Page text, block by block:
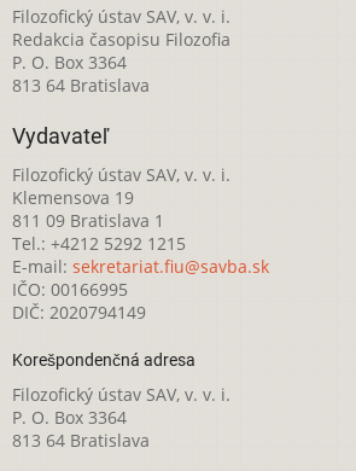
Filozofický ústav SAV, v. v. i.
Redakcia časopisu Filozofia
P. O. Box 3364
813 64 Bratislava
Vydavateľ
Filozofický ústav SAV, v. v. i.
Klemensova 19
811 09 Bratislava 1
Tel.: +4212 5292 1215
E-mail: sekretariat.fiu@savba.sk
IČO: 00166995
DIČ: 2020794149
Korešpondenčná adresa
Filozofický ústav SAV, v. v. i.
P. O. Box 3364
813 64 Bratislava